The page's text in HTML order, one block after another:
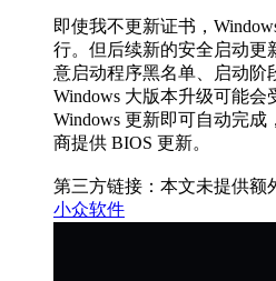
即使我不更新证书，
行。但后续新的安全启动更
意启动程序黑名单、启动阶
Windows 大版本升级可能
Windows 更新即可自动完
商提供 BIOS 更新。
第三方链接：本文未提供额
小众软件